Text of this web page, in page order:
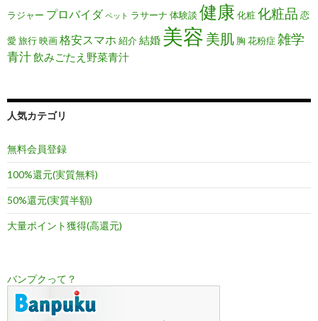
ラジャー プロバイダ ペット ラサーナ 体験談 健康 化粧化粧品 恋
愛旅行映画格安スマホ 紹介結婚 美容 美肌 胸 花粉症 雑学
青汁飲みごたえ野菜青汁
人気カテゴリ
無料会員登録
100%還元(実質無料)
50%還元(実質半額)
大量ポイント獲得(高還元)
バンプクって？